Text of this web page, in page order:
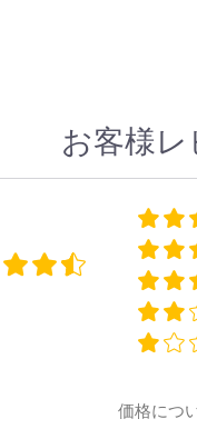
お客様レ
価格につ